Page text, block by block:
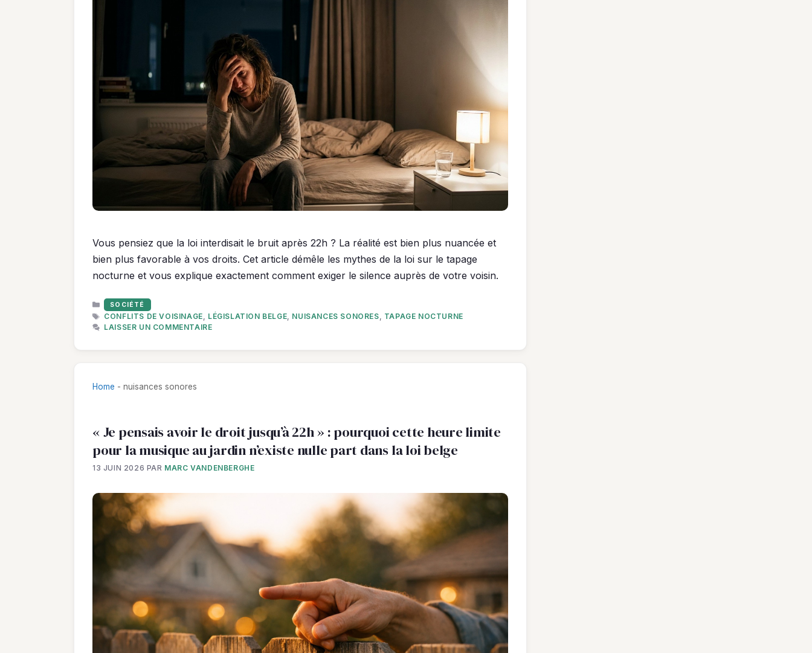
Vous pensiez que la loi interdisait le bruit après 22h ? La réalité est bien plus nuancée et
bien plus favorable à vos droits. Cet article démêle les mythes de la loi sur le tapage
nocturne et vous explique exactement comment exiger le silence auprès de votre voisin.
CATÉGORIES
SOCIÉTÉ
ÉTIQUETTES
CONFLITS DE VOISINAGE, LÉGISLATION BELGE, NUISANCES SONORES, TAPAGE NOCTURNE
LAISSER UN COMMENTAIRE
Home - nuisances sonores
« Je pensais avoir le droit jusqu’à 22h » : pourquoi cette heure limite
pour la musique au jardin n’existe nulle part dans la loi belge
13 JUIN 2026 PAR MARC VANDENBERGHE